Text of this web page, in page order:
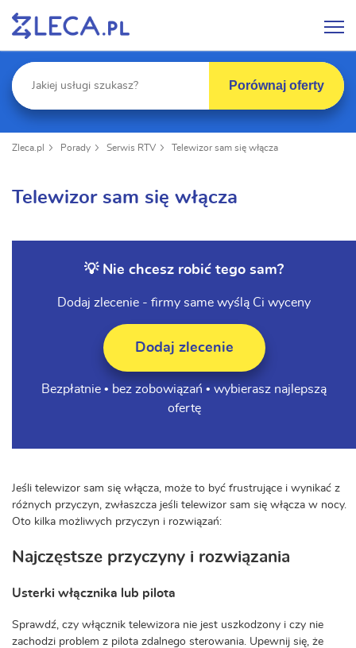
Porównaj oferty
Zleca.pl Porady Serwis RTV Telewizor sam się włącza
Telewizor sam się włącza
💡 Nie chcesz robić tego sam?
Dodaj zlecenie - firmy same wyślą Ci wyceny
Dodaj zlecenie
Bezpłatnie • bez zobowiązań • wybierasz najlepszą
ofertę
Jeśli telewizor sam się włącza, może to być frustrujące i wynikać z
różnych przyczyn, zwłaszcza jeśli telewizor sam się włącza w nocy.
Oto kilka możliwych przyczyn i rozwiązań:
Najczęstsze przyczyny i rozwiązania
Usterki włącznika lub pilota
Sprawdź, czy włącznik telewizora nie jest uszkodzony i czy nie
zachodzi problem z pilota zdalnego sterowania. Upewnij się, że